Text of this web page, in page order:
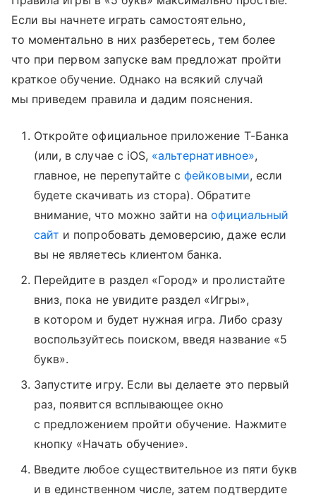
Если вы начнете играть самостоятельно,
то моментально в них разберетесь, тем более
что при первом запуске вам предложат пройти
краткое обучение. Однако на всякий случай
мы приведем правила и дадим пояснения.
Откройте официальное приложение Т-Банка
(или, в случае с iOS, «альтернативное»,
главное, не перепутайте сфейковыми, если
будете скачивать из стора). Обратите
внимание, что можно зайти наофициальный
сайт и попробовать демоверсию, даже если
вы не являетесь клиентом банка.
Перейдите в раздел «Город» и пролистайте
вниз, пока не увидите раздел «Игры»,
в котором и будет нужная игра. Либо сразу
воспользуйтесь поиском, введя название «5
букв».
Запустите игру. Если вы делаете это первый
раз, появится всплывающее окно
с предложением пройти обучение. Нажмите
кнопку «Начать обучение».
Введите любое существительное из пяти букв
и в единственном числе, затем подтвердите